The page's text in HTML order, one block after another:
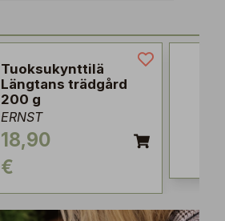
Tuoksukynttilä
Längtans trädgård
200 g
ERNST
18,90
€